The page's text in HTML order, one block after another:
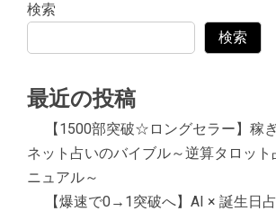
検索
検索
最近の投稿
【1500部突破☆ロングセラー】稼
ネット占いのバイブル～逆算タロッ
ニュアル～
【爆速で0→1突破へ】AI × 誕生日